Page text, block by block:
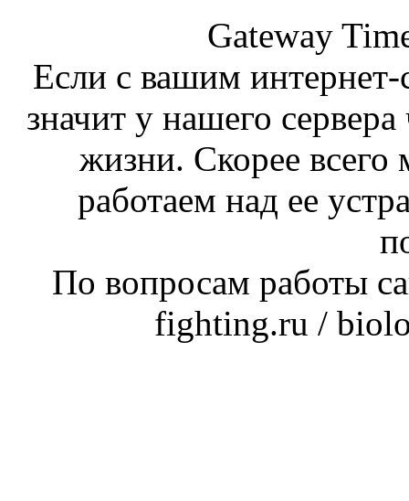
Gateway
Если с вашим интернет-
значит у нашего
жизни. Скорее
работаем над ее
По вопросам работы
fighting.ru /